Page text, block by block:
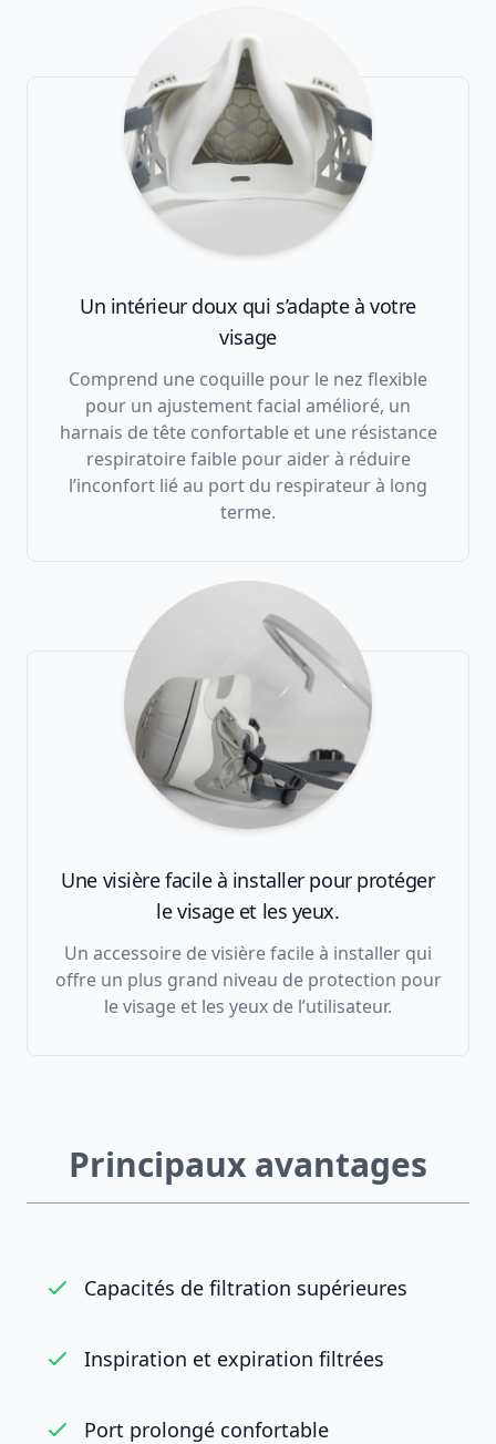
Un intérieur doux qui s’adapte à votre
visage
Comprend une coquille pour le nez flexible
pour un ajustement facial amélioré, un
harnais de tête confortable et une résistance
respiratoire faible pour aider à réduire
l’inconfort lié au port du respirateur à long
terme.
Une visière facile à installer pour protéger
le visage et les yeux.
Un accessoire de visière facile à installer qui
offre un plus grand niveau de protection pour
le visage et les yeux de l’utilisateur.
Principaux avantages
Capacités de filtration supérieures
Inspiration et expiration filtrées
Port prolongé confortable